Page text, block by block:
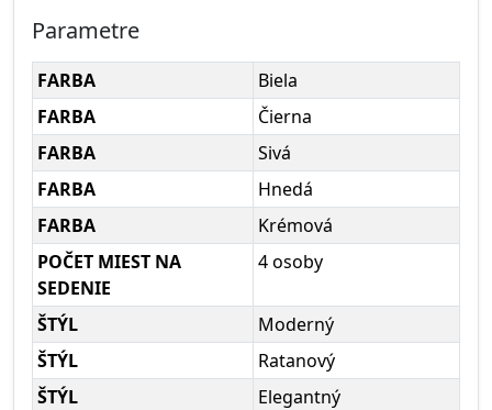
Parametre
FARBA
Biela
FARBA
Čierna
FARBA
Sivá
FARBA
Hnedá
FARBA
Krémová
POČET MIEST NA
SEDENIE
4 osoby
ŠTÝL
Moderný
ŠTÝL
Ratanový
ŠTÝL
Elegantný